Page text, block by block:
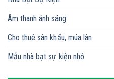
Âm thanh ánh sáng
Cho thuê sân khấu, múa lân
Mẫu nhà bạt sự kiện nhỏ